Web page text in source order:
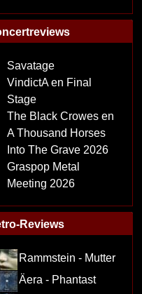
Savatage
VindictA en Final
Stage
The Black Crowes en
A Thousand Horses
Into The Grave 2026
Graspop Metal
Meeting 2026
Reviews
Rammstein - Mutter
Äera - Phantast